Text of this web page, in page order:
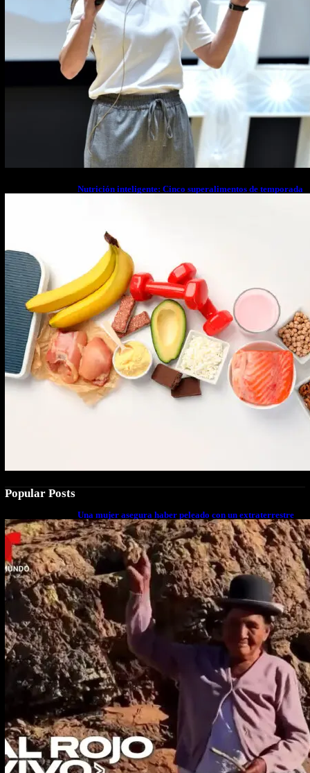
Nutrición inteligente: Cinco superalimentos de temporada
Popular Posts
Una mujer asegura haber peleado con un extraterrestre
cuerpo a cuerpo